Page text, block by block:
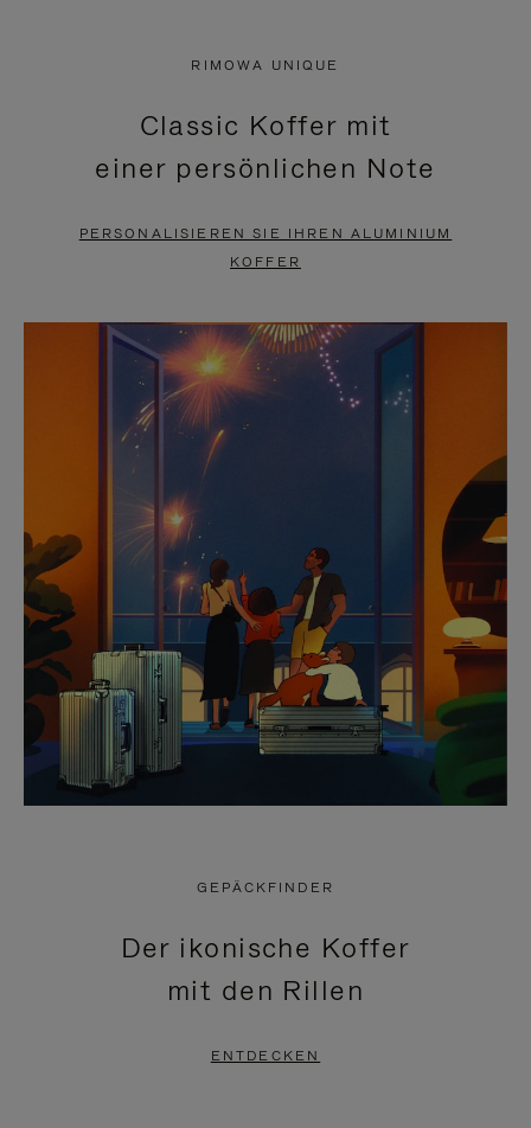
PAUSIERT,
BITTE
DRÜCKEN
ANZUHALTEN
KLICKEN
SIE
ZUM
AUFHEBEN
STUMMSCHALTUNG
RIMOWA UNIQUE
Classic Koffer mit
einer persönlichen Note
PERSONALISIEREN SIE IHREN ALUMINIUM
KOFFER
GEPÄCKFINDER
Der ikonische Koffer
mit den Rillen
ENTDECKEN